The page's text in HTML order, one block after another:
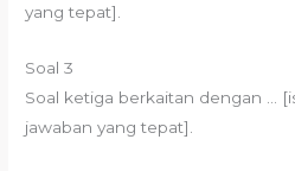
yang tepat].
Soal 3
Soal ketiga berkaitan dengan …
jawaban yang tepat].